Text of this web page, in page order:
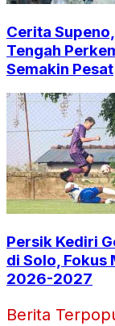
Cerita
Tengah
Semakin Pesat
Persik Kediri
di Solo, Fokus
2026-2027
Berita